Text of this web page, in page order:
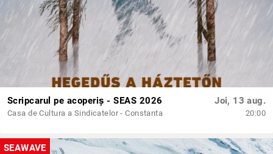
Scripcarul pe acoperiș - SEAS 2026
Casa de Cultura a Sindicatelor - Constanta
Joi, 13 aug.
20:00
SEAWAVE